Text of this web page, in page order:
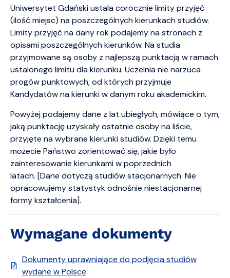
Uniwersytet Gdański ustala corocznie limity przyjęć
(ilość miejsc) na poszczególnych kierunkach studiów.
Limity przyjęć na dany rok podajemy na stronach z
opisami poszczególnych kierunków. Na studia
przyjmowane są osoby z najlepszą punktacją w ramach
ustalonego limitu dla kierunku. Uczelnia nie narzuca
progów punktowych, od których przyjmuje
Kandydatów na kierunki w danym roku akademickim.
Powyżej podajemy dane z lat ubiegłych, mówiące o tym,
jaką punktację uzyskały ostatnie osoby na liście,
przyjęte na wybrane kierunki studiów. Dzięki temu
możecie Państwo zorientować się, jakie było
zainteresowanie kierunkami w poprzednich
latach. [Dane dotyczą studiów stacjonarnych. Nie
opracowujemy statystyk odnośnie niestacjonarnej
formy kształcenia].
Wymagane dokumenty
Dokumenty uprawniające do podjęcia studiów
wydane w Polsce